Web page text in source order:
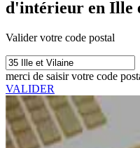
d'intérieur en Ille
Valider votre code postal
merci de saisir votre code
VALIDER